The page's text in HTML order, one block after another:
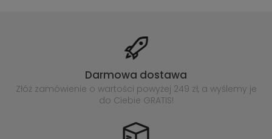
Darmowa dostawa
Złóż zamówienie o wartości powyżej 249 zł, a wyślemy je
do Ciebie GRATIS!